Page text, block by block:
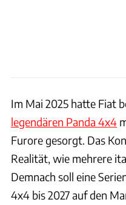
Im Mai 2025 hatte Fiat
legendären Panda 4x4
Furore gesorgt. Das
Realität, wie mehrere
Demnach soll eine
4x4 bis 2027 auf den